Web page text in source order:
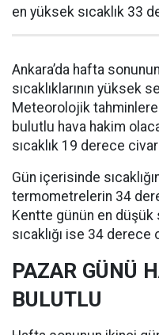
en yüksek sıcaklık 33
Ankara’da hafta
sıcaklıklarının yüksek
Meteorolojik
bulutlu hava hakim
sıcaklık 19 derece
Gün içerisinde
termometrelerin 34
Kentte günün en düşük
sıcaklığı ise 34 derece
PAZAR GÜNÜ
BULUTLU